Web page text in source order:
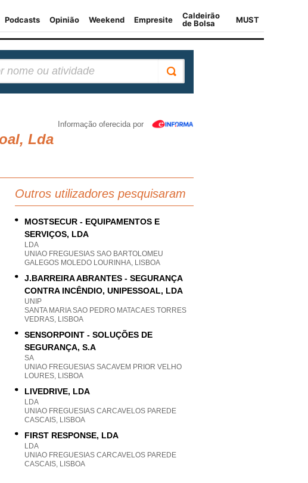
Informação oferecida por
Lda
Outros utilizadores pesquisaram
MOSTSECUR - EQUIPAMENTOS E
SERVIÇOS, LDA
LDA
UNIAO FREGUESIAS SAO BARTOLOMEU
GALEGOS MOLEDO LOURINHA, LISBOA
J.BARREIRA ABRANTES - SEGURANÇA
CONTRA INCÊNDIO, UNIPESSOAL, LDA
UNIP
SANTA MARIA SAO PEDRO MATACAES TORRES
VEDRAS, LISBOA
SENSORPOINT - SOLUÇÕES DE
SEGURANÇA, S.A
SA
UNIAO FREGUESIAS SACAVEM PRIOR VELHO
LOURES, LISBOA
LIVEDRIVE, LDA
LDA
UNIAO FREGUESIAS CARCAVELOS PAREDE
CASCAIS, LISBOA
FIRST RESPONSE, LDA
LDA
UNIAO FREGUESIAS CARCAVELOS PAREDE
CASCAIS, LISBOA